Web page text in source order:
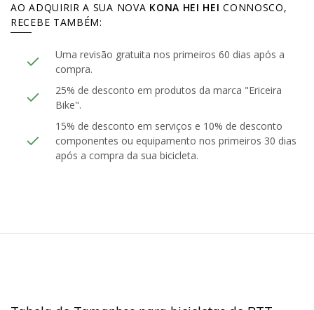
AO ADQUIRIR A SUA NOVA KONA HEI HEI CONNOSCO,
RECEBE TAMBÉM:
Uma revisão gratuita nos primeiros 60 dias após a
compra.
25% de desconto em produtos da marca "Ericeira
Bike".
15% de desconto em serviços e 10% de desconto
componentes ou equipamento nos primeiros 30 dias
após a compra da sua bicicleta.